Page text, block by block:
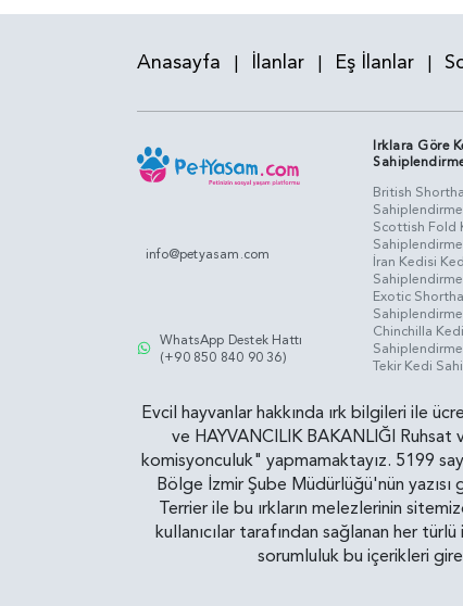
Anasayfa | İlanlar | Eş İlanlar |
info@petyasam.com
WhatsApp Destek Hattı
(+90 850 840 90 36)
Irklara Göre
British
Sahiplendirme
Scottish Fold
Sahiplendirme
İran Kedisi
Sahiplendirme
Exotic
Sahiplendirme
Chinchilla Kedi
Sahiplendirme
Tekir Kedi
Evcil hayvanlar hakkında ırk bilgileri ile
ve HAYVANCILIK BAKANLIĞI
komisyonculuk" yapmamaktayız. 5199
Bölge İzmir Şube Müdürlüğü'nün
Terrier ile bu ırkların melezlerinin
kullanıcılar tarafından sağlanan her
sorumluluk bu içerikleri